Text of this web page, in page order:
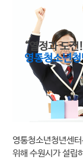
“열정과 도
영통청소년청
영통청소년청년센
위해 수원시가 설립